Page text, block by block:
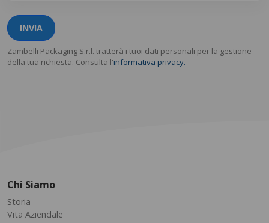
INVIA
Zambelli Packaging S.r.l. tratterà i tuoi dati personali per la gestione
della tua richiesta. Consulta l'informativa privacy.
Chi Siamo
Storia
Vita Aziendale